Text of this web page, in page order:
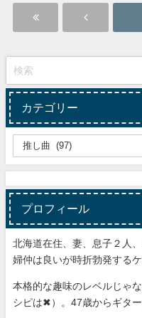
カテゴリー
プロフィール
北海道在住、妻、息子２人
婦仲は良いが時折勃発する
本格的な趣味のレベルじゃ
シピは✖）。47歳からギタ